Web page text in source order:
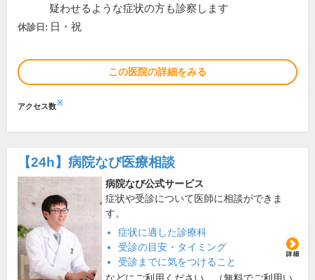
疑わせるような症状の方も診察します
休診日: 日・祝
この医院の詳細をみる
アクセス数※
【24h】 病院なび医療相談
病院なび公式サービス
症状や受診について医師に相談ができま
す。
症状に適した診療科
受診の目安・タイミング
受診までに気をつけること